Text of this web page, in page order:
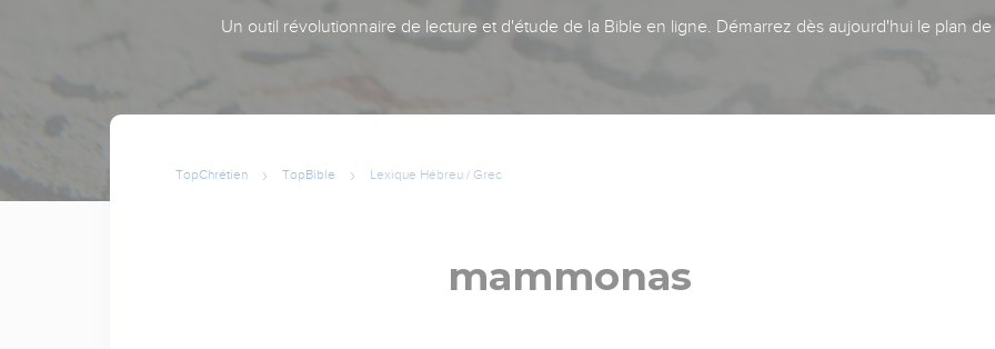
Un outil révolutionnaire de lecture et d'étude de la Bible en ligne. Démarrez dès aujourd'hui le plan
TopChrétien TopBible Lexique Hébreu / Grec
mammonas